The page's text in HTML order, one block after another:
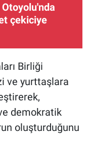
çekiciye
Birliği
ve yurttaşlara
demokratik
oluşturduğunu